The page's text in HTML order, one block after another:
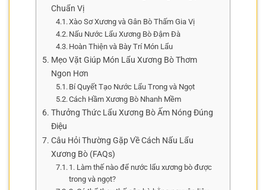
Chuẩn Vị
Xào Sơ Xương và Gân Bò Thấm Gia Vị
Nấu Nước Lẩu Xương Bò Đậm Đà
Hoàn Thiện và Bày Trí Món Lẩu
Mẹo Vặt Giúp Món Lẩu Xương Bò Thơm
Ngon Hơn
Bí Quyết Tạo Nước Lẩu Trong và Ngọt
Cách Hầm Xương Bò Nhanh Mềm
Thưởng Thức Lẩu Xương Bò Ấm Nóng Đúng
Điệu
Câu Hỏi Thường Gặp Về Cách Nấu Lẩu
Xương Bò (FAQs)
1. Làm thế nào để nước lẩu xương bò được
trong và ngọt?